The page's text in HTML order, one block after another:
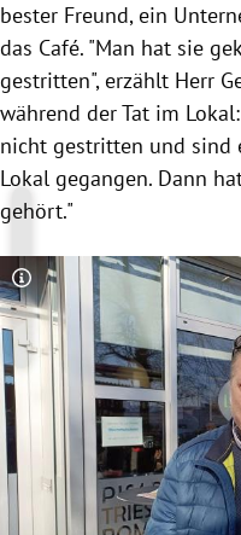
bester Freund, ein
das Café. "Man hat sie
gestritten", erzählt Herr
während der Tat im
nicht gestritten und sind
Lokal gegangen. Dann
gehört."
Copyright-Hinweis